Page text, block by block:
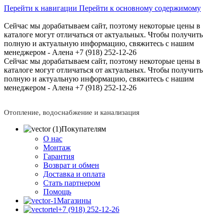
Перейти к навигации Перейти к основному содержимому
Сейчас мы дорабатываем сайт, поэтому некоторые цены в
каталоге могут отличаться от актуальных. Чтобы получить
полную и актуальную информацию, свяжитесь с нашим
менеджером - Алена +7 (918) 252-12-26
Сейчас мы дорабатываем сайт, поэтому некоторые цены в
каталоге могут отличаться от актуальных. Чтобы получить
полную и актуальную информацию, свяжитесь с нашим
менеджером - Алена +7 (918) 252-12-26
Отопление, водоснабжение и канализация
Покупателям
О нас
Монтаж
Гарантия
Возврат и обмен
Доставка и оплата
Стать партнером
Помощь
Магазины
+7 (918) 252-12-26